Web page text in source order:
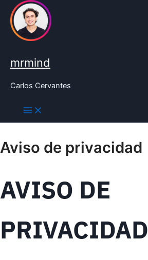
contenido
mrmind
Carlos Cervantes
Aviso de privacidad
AVISO DE
PRIVACIDAD